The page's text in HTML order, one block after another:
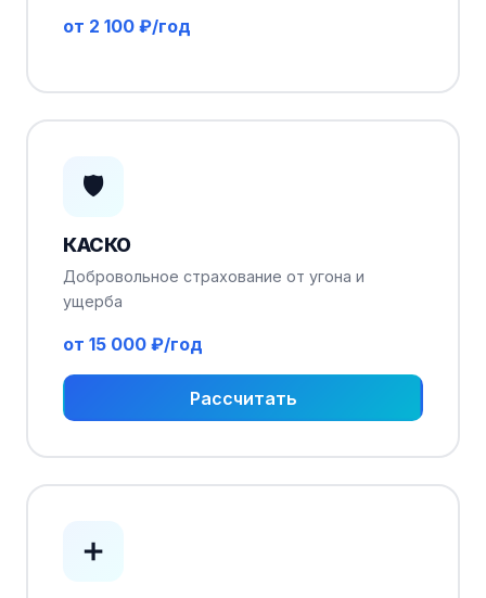
от 2 100 ₽/год
🛡️
КАСКО
Добровольное страхование от угона и
ущерба
от 15 000 ₽/год
Рассчитать
➕